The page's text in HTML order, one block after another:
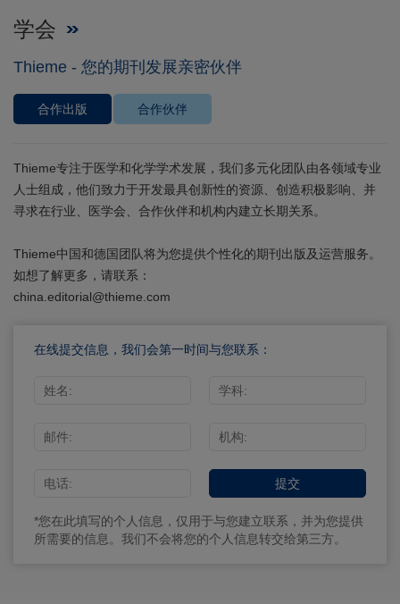
学会
Thieme - 您的期刊发展亲密伙伴
合作出版 合作伙伴
Thieme专注于医学和化学学术发展，我们多元化团队由各领域专业
人士组成，他们致力于开发最具创新性的资源、创造积极影响、并
寻求在行业、医学会、合作伙伴和机构内建立长期关系。
Thieme中国和德国团队将为您提供个性化的期刊出版及运营服务。
如想了解更多，请联系：
china.editorial@thieme.com
在线提交信息，我们会第一时间与您联系：
*您在此填写的个人信息，仅用于与您建立联系，并为您提供
所需要的信息。我们不会将您的个人信息转交给第三方。